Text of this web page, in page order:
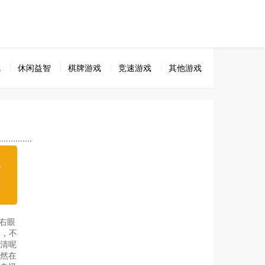
休闲益智 棋牌游戏 竞速游戏 其他游戏
眼
不
呢
在